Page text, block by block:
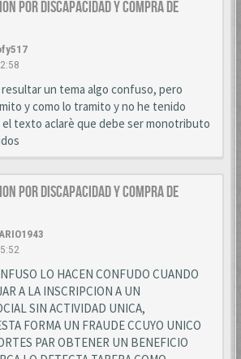
POR DISCAPACIDAD Y COMPRA DE
un tema algo confuso, pero
y como lo tramito y no he tenido
texto aclarè que debe ser monotributo
POR DISCAPACIDAD Y COMPRA DE
LO HACEN CONFUDO CUANDO
A LA INSCRIPCION A UN
SIN ACTIVIDAD UNICA,
FORMA UN FRAUDE CCUYO UNICO
PAR OBTENER UN BENEFICIO